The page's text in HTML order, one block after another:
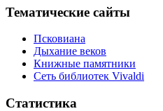
Тематические сайты
Псковиана
Дыхание веков
Книжные памятники
Сеть библиотек Vivaldi
Статистика